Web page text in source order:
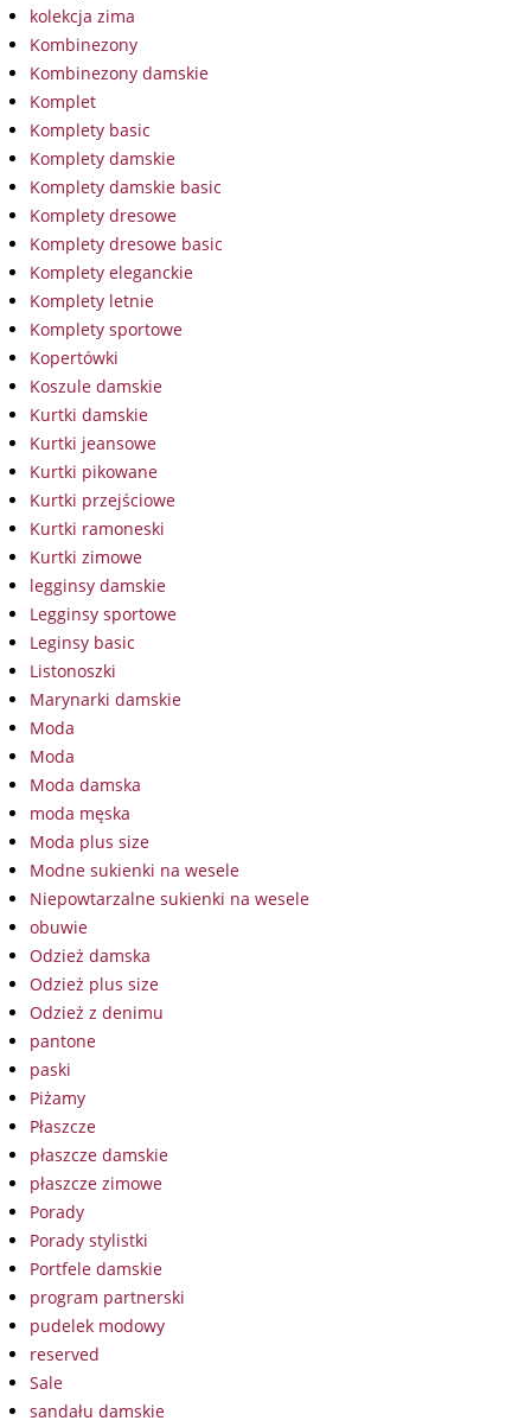
kolekcja zima
Kombinezony
Kombinezony damskie
Komplet
Komplety basic
Komplety damskie
Komplety damskie basic
Komplety dresowe
Komplety dresowe basic
Komplety eleganckie
Komplety letnie
Komplety sportowe
Kopertówki
Koszule damskie
Kurtki damskie
Kurtki jeansowe
Kurtki pikowane
Kurtki przejściowe
Kurtki ramoneski
Kurtki zimowe
legginsy damskie
Legginsy sportowe
Leginsy basic
Listonoszki
Marynarki damskie
Moda
Moda
Moda damska
moda męska
Moda plus size
Modne sukienki na wesele
Niepowtarzalne sukienki na wesele
obuwie
Odzież damska
Odzież plus size
Odzież z denimu
pantone
paski
Piżamy
Płaszcze
płaszcze damskie
płaszcze zimowe
Porady
Porady stylistki
Portfele damskie
program partnerski
pudelek modowy
reserved
Sale
sandału damskie